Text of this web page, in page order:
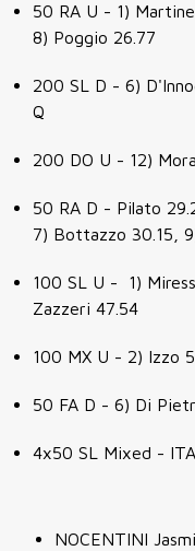
50 RA U - 1)
8) Poggio 26.77
200 SL D - 6)
Q
200 DO U - 12)
50 RA D - Pilato
7) Bottazzo 30.15,
100 SL U - 1)
Zazzeri 47.54
100 MX U - 2) Izzo
50 FA D - 6) Di
4x50 SL Mixed -
NOCENTINI